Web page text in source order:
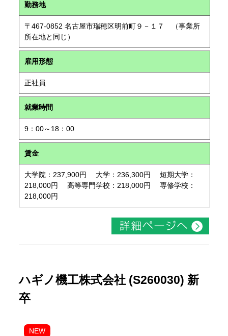
勤務地
〒467-0852 名古屋市瑞穂区明前町９－１７ （事業所
所在地と同じ）
雇用形態
正社員
就業時間
9：00～18：00
賃金
大学院：237,900円 大学：236,300円 短期大学：
218,000円 高等専門学校：218,000円 専修学校：
218,000円
ハギノ機工株式会社 (S260030) 新
卒
NEW